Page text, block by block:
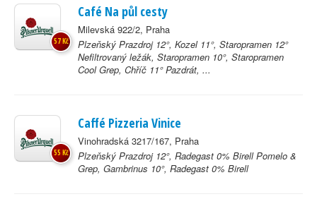
Café Na půl cesty
Milevská 922/2, Praha
Plzeňský Prazdroj 12°, Kozel 11°, Staropramen 12°
Nefiltrovaný ležák, Staropramen 10°, Staropramen
Cool Grep, Chříč 11° Pazdrát, ...
57 Kč
Caffé Pizzeria Vinice
Vinohradská 3217/167, Praha
Plzeňský Prazdroj 12°, Radegast 0% Birell Pomelo &
Grep, Gambrinus 10°, Radegast 0% Birell
55 Kč